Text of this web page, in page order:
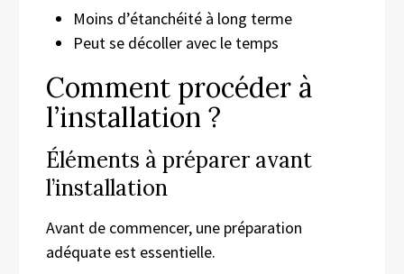
Moins d’étanchéité à long terme
Peut se décoller avec le temps
Comment procéder à
l’installation ?
Éléments à préparer avant
l’installation
Avant de commencer, une préparation
adéquate est essentielle.